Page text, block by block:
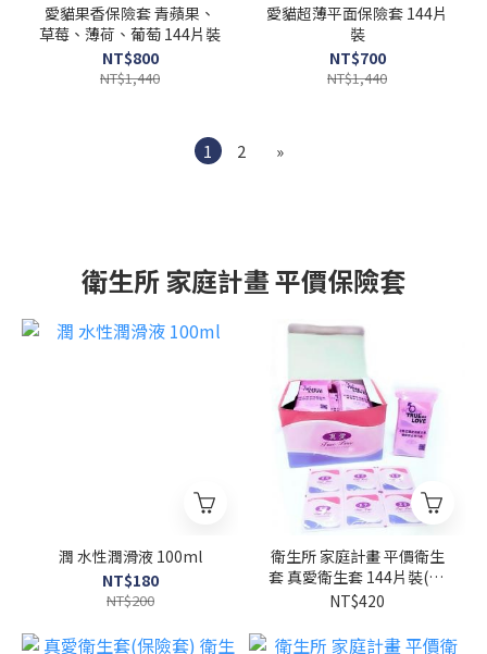
愛貓果香保險套 青蘋果、
草莓、薄荷、葡萄 144片裝
NT$800
NT$1,440
愛貓超薄平面保險套 144片
裝
NT$700
NT$1,440
1 2 »
衛生所 家庭計畫 平價保險套
潤 水性潤滑液 100ml
NT$180
NT$200
衛生所 家庭計畫 平價衛生
套 真愛衛生套 144片裝(12
打)
NT$420